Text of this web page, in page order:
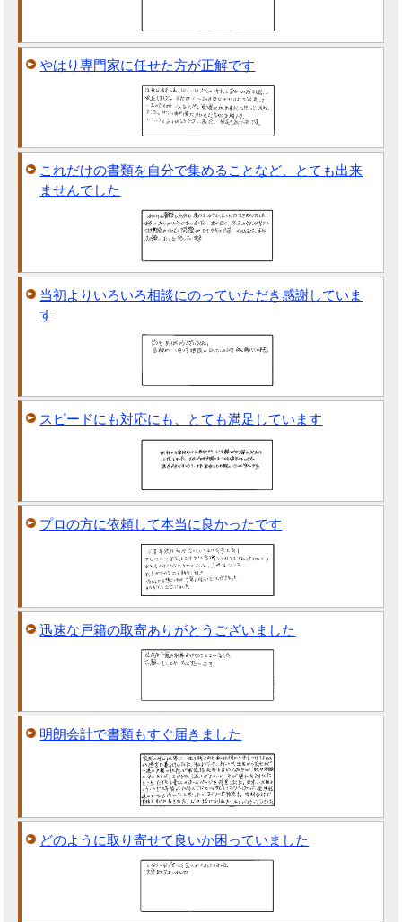
やはり専門家に任せた方が正解です
これだけの書類を自分で集めることなど、とても出来
ませんでした
当初よりいろいろ相談にのっていただき感謝していま
す
スピードにも対応にも、とても満足しています
プロの方に依頼して本当に良かったです
迅速な戸籍の取寄ありがとうございました
明朗会計で書類もすぐ届きました
どのように取り寄せて良いか困っていました